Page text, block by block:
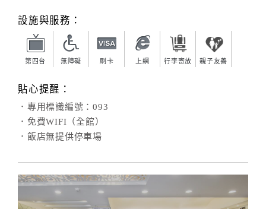
伴
商
品
宣
傳
設施與服務：
第四台 無障礙 刷卡 上網 行李寄放 親子友善
貼心提醒：
．專用標識編號：093
．免費WIFI（全館）
．飯店無提供停車場